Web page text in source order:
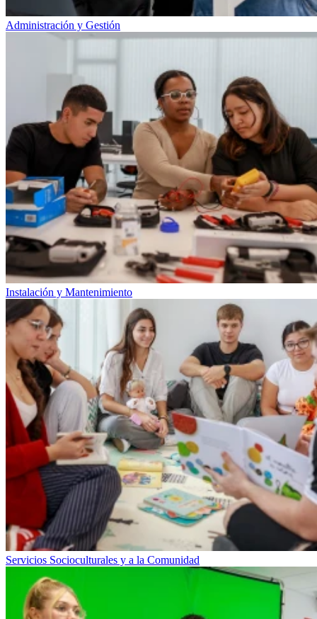
Administración y Gestión
Instalación y Mantenimiento
Servicios Socioculturales y a la Comunidad